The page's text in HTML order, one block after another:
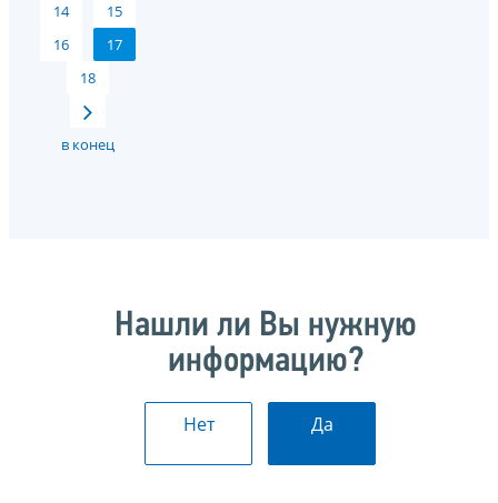
14
15
16
17
18
в конец
Нашли ли Вы нужную
информацию?
Нет Да